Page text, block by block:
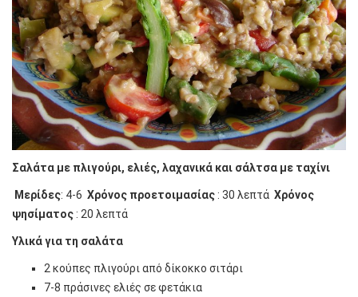
Σαλάτα με πλιγούρι, ελιές, λαχανικά και σάλτσα με ταχίνι
Μερίδες: 4-6 Χρόνος προετοιμασίας : 30 λεπτά Χρόνος
ψησίματος : 20 λεπτά
Υλικά για τη σαλάτα
2 κούπες πλιγούρι από δίκοκκο σιτάρι
7-8 πράσινες ελιές σε φετάκια